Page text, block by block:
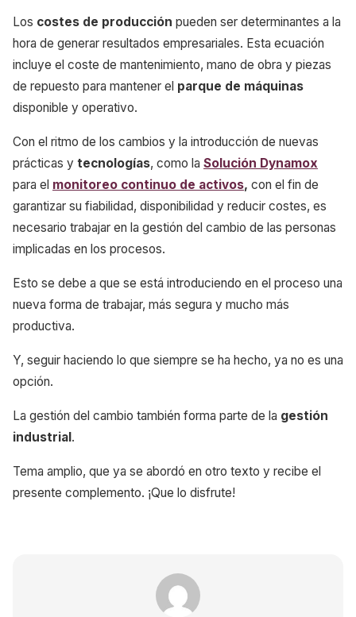
Los costes de producción pueden ser determinantes a la
hora de generar resultados empresariales. Esta ecuación
incluye el coste de mantenimiento, mano de obra y piezas
de repuesto para mantener el parque de máquinas
disponible y operativo.
Con el ritmo de los cambios y la introducción de nuevas
prácticas y tecnologías, como la Solución Dynamox
para el monitoreo continuo de activos, con el fin de
garantizar su fiabilidad, disponibilidad y reducir costes, es
necesario trabajar en la gestión del cambio de las personas
implicadas en los procesos.
Esto se debe a que se está introduciendo en el proceso una
nueva forma de trabajar, más segura y mucho más
productiva.
Y, seguir haciendo lo que siempre se ha hecho, ya no es una
opción.
La gestión del cambio también forma parte de la gestión
industrial .
Tema amplio, que ya se abordó en otro texto y recibe el
presente complemento. ¡Que lo disfrute!